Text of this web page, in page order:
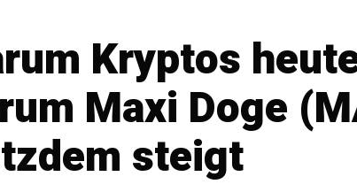
Kryptos
Maxi Doge
steigt